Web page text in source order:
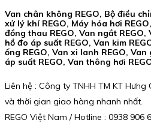
Van chân không REGO, Bộ điều
xử lý khí REGO, Máy hóa hơi
đồng thau REGO, Van ngắt
hồ đo áp suất REGO, Van kim
ống REGO, Van xi lanh REGO,
áp suất REGO, Van thông hơi
Liên hệ : Công ty TNHH TM KT
và thời gian giao hàng nhanh nhất.
REGO Việt Nam / Hotline : 0938 906